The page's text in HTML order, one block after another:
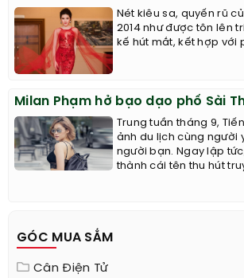
Nét kiêu sa, quyến rũ
2014 như được tôn lên
kế hút mắt, kết hợp với
Milan Phạm hở bạo dạo phố Sài
Trung tuần tháng 9,
ảnh du lịch cùng người
người bạn. Ngay lập
thành cái tên thu hút
GÓC MUA SẮM
Cân Điện Tử